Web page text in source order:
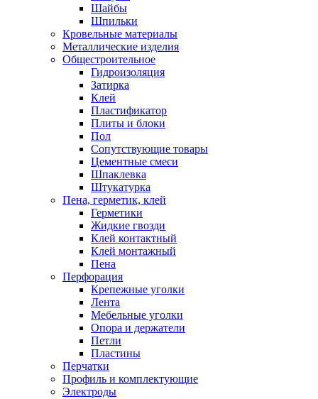
Шайбы
Шпильки
Кровельные материалы
Металлические изделия
Общестроительное
Гидроизоляция
Затирка
Клей
Пластификатор
Плиты и блоки
Пол
Сопутствующие товары
Цементные смеси
Шпаклевка
Штукатурка
Пена, герметик, клей
Герметики
Жидкие гвозди
Клей контактный
Клей монтажный
Пена
Перфорация
Крепежные уголки
Лента
Мебельные уголки
Опора и держатели
Петли
Пластины
Перчатки
Профиль и комплектующие
Электроды